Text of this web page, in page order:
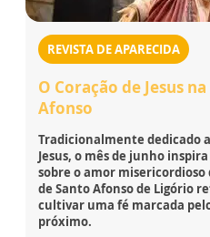
REVISTA DE APARECIDA
O Coração de Jesus
Afonso
Tradicionalmente dedicado
Jesus, o mês de junho
sobre o amor
de Santo Afonso de Ligório
cultivar uma fé marcada
próximo.